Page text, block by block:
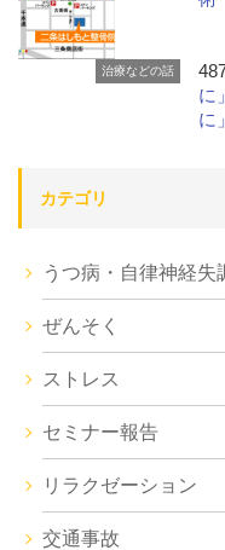
治療などの話
に
に
カテゴリ
うつ病・自律神経失
ぜんそく
ストレス
セミナー報告
リラクゼーション
交通事故